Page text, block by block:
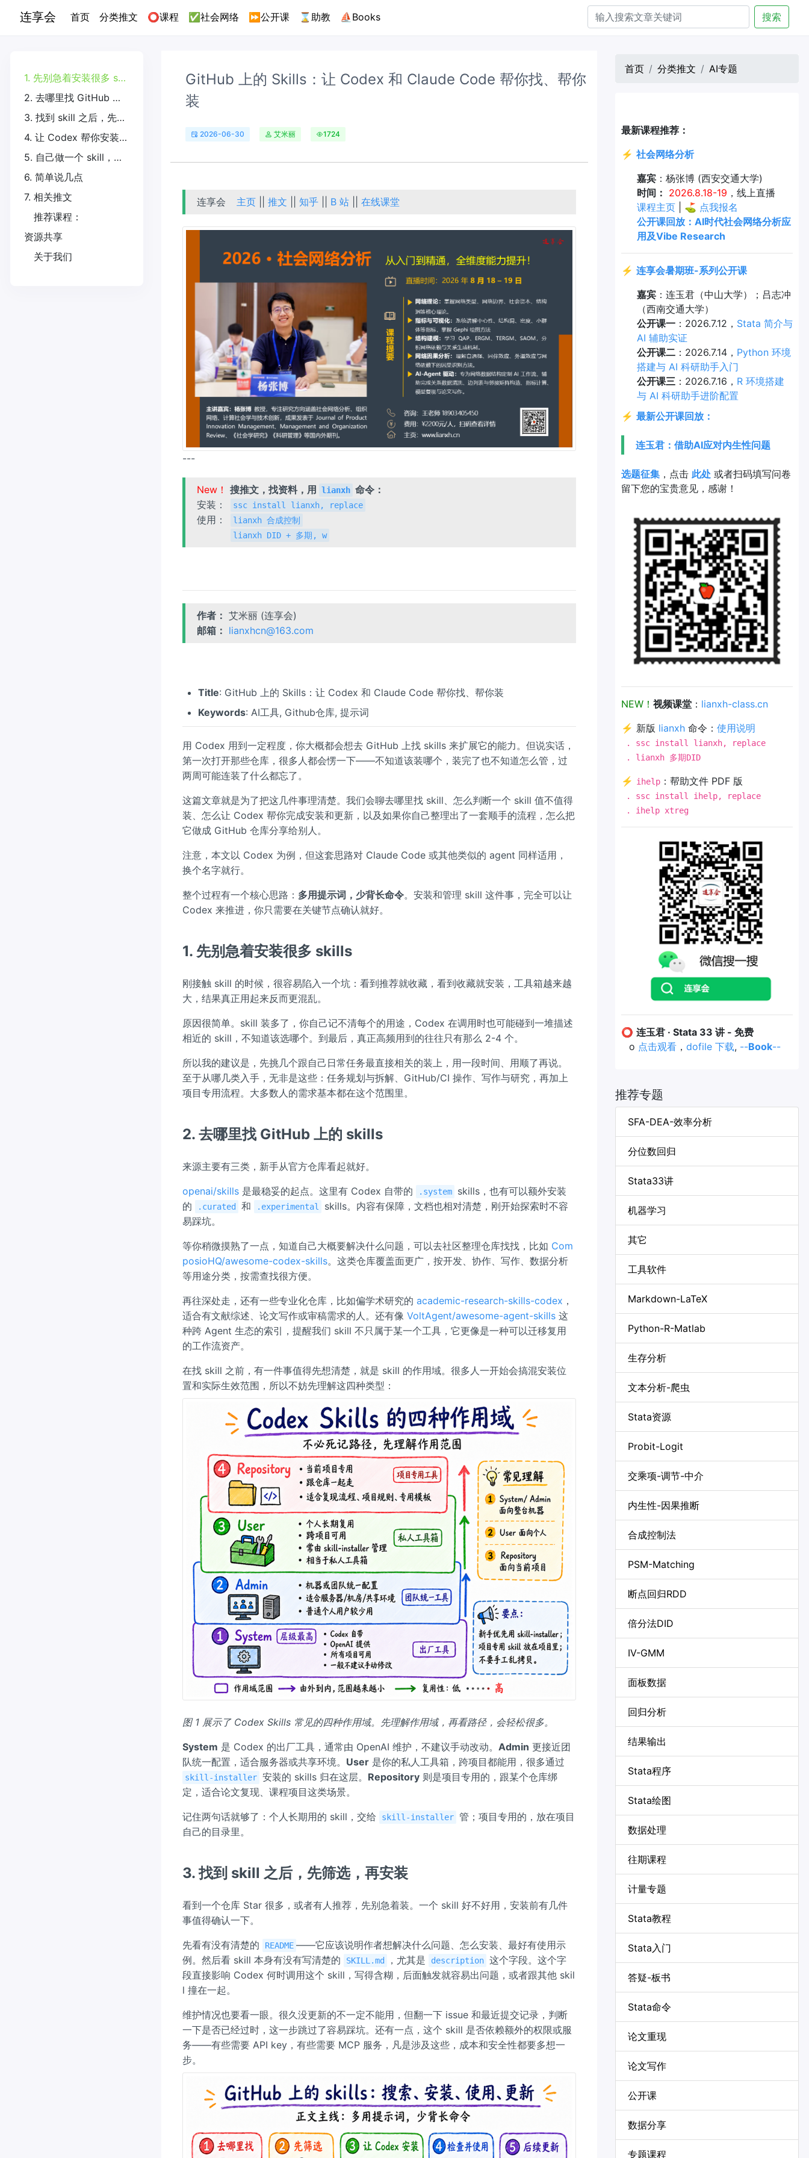
连享会 首页(current)
分类推文 ⭕课程 ✅社会网络 ⏩公开课 ⌛助教 ⛵Books 搜索
1. 先别急着安装很多 skills
2. 去哪里找 GitHub 上的 skills
3. 找到 skill 之后，先筛选，再安装
4. 让 Codex 帮你安装和更新
5. 自己做一个 skill，再放到 GitHub 分享
6. 简单说几点
7. 相关推文
推荐课程：
资源共享
关于我们
GitHub 上的 Skills：让 Codex 和 Claude Code 帮你找、帮你
装
2026-06-30 艾米丽 1724
连享会 主页 ||推文 ||知乎 B 站 ||在线课堂
---
New！ 搜推文，找资料，用 lianxh 命令：
安装：
ssc install lianxh, replace
使用：
lianxh 合成控制
lianxh DID + 多期, w
作者： 艾米丽 (连享会)
邮箱： lianxhcn@163.com
Title: GitHub 上的 Skills：让 Codex 和 Claude Code 帮你找、帮你装
Keywords: AI工具, Github仓库, 提示词
用 Codex 用到一定程度，你大概都会想去 GitHub 上找 skills 来扩展它的能力。但说实话，
第一次打开那些仓库，很多人都会愣一下——不知道该装哪个，装完了也不知道怎么管，过
两周可能连装了什么都忘了。
这篇文章就是为了把这几件事理清楚。我们会聊去哪里找 skill、怎么判断一个 skill 值不值得
装、怎么让 Codex 帮你完成安装和更新，以及如果你自己整理出了一套顺手的流程，怎么把
它做成 GitHub 仓库分享给别人。
注意，本文以 Codex 为例，但这套思路对 Claude Code 或其他类似的 agent 同样适用，
换个名字就行。
整个过程有一个核心思路： 多用提示词，少背长命令。安装和管理 skill 这件事，完全可以让
Codex 来推进，你只需要在关键节点确认就好。
1. 先别急着安装很多 skills
刚接触 skill 的时候，很容易陷入一个坑：看到推荐就收藏，看到收藏就安装，工具箱越来越
大，结果真正用起来反而更混乱。
原因很简单。skill 装多了，你自己记不清每个的用途，Codex 在调用时也可能碰到一堆描述
相近的 skill，不知道该选哪个。到最后，真正高频用到的往往只有那么 2-4 个。
所以我的建议是，先挑几个跟自己日常任务最直接相关的装上，用一段时间、用顺了再说。
至于从哪几类入手，无非是这些：任务规划与拆解、GitHub/CI 操作、写作与研究，再加上
项目专用流程。大多数人的需求基本都在这个范围里。
2. 去哪里找 GitHub 上的 skills
来源主要有三类，新手从官方仓库看起就好。
openai/skills 是最稳妥的起点。这里有 Codex 自带的 .system
skills，也有可以额外安装
的
.curated 和 .experimental
skills。内容有保障，文档也相对清楚，刚开始探索时不容
易踩坑。
等你稍微摸熟了一点，知道自己大概要解决什么问题，可以去社区整理仓库找找，比如 Com
posioHQ/awesome-codex-skills。这类仓库覆盖面更广，按开发、协作、写作、数据分析
等用途分类，按需查找很方便。
再往深处走，还有一些专业化仓库，比如偏学术研究的academic-research-skills-codex ，
适合有文献综述、论文写作或审稿需求的人。还有像VoltAgent/awesome-agent-skills 这
种跨 Agent 生态的索引，提醒我们 skill 不只属于某一个工具，它更像是一种可以迁移复用
的工作流资产。
在找 skill 之前，有一件事值得先想清楚，就是 skill 的作用域。很多人一开始会搞混安装位
置和实际生效范围，所以不妨先理解这四种类型：
图 1 展示了 Codex Skills 常见的四种作用域。先理解作用域，再看路径，会轻松很多。
System 是 Codex 的出厂工具，通常由 OpenAI 维护，不建议手动改动。Admin 更接近团
队统一配置，适合服务器或共享环境。 User 是你的私人工具箱，跨项目都能用，很多通过
skill-installer 安装的 skills 归在这层。 Repository 则是项目专用的，跟某个仓库绑
定，适合论文复现、课程项目这类场景。
记住两句话就够了：个人长期用的 skill，交给 skill-installer 管；项目专用的，放在项目
自己的目录里。
3. 找到 skill 之后，先筛选，再安装
看到一个仓库 Star 很多，或者有人推荐，先别急着装。一个 skill 好不好用，安装前有几件
事值得确认一下。
先看有没有清楚的 README ——它应该说明作者想解决什么问题、怎么安装、最好有使用示
例。然后看 skill 本身有没有写清楚的
SKILL.md ，尤其是 description 这个字段。这个字
段直接影响 Codex 何时调用这个 skill，写得含糊，后面触发就容易出问题，或者跟其他 skil
l 撞在一起。
维护情况也要看一眼。很久没更新的不一定不能用，但翻一下 issue 和最近提交记录，判断
一下是否已经过时，这一步跳过了容易踩坑。还有一点，这个 skill 是否依赖额外的权限或服
务——有些需要 API key，有些需要 MCP 服务，凡是涉及这些，成本和安全性都要多想一
步。
首页 分类推文 AI专题
最新课程推荐：
⚡ 社会网络分析
嘉宾：杨张博 (西安交通大学)
时间： 2026.8.18-19 ，线上直播
课程主页| ⛳ 点我报名
公开课回放：AI时代社会网络分析应
用及Vibe Research
⚡ 连享会暑期班-系列公开课
嘉宾：连玉君（中山大学）；吕志冲
（西南交通大学）
公开课一：2026.7.12， Stata 简介与
AI 辅助实证
公开课二：2026.7.14， Python 环境
搭建与 AI 科研助手入门
公开课三：2026.7.16， R 环境搭建
与 AI 科研助手进阶配置
⚡ 最新公开课回放：
连玉君：借助AI应对内生性问题
选题征集 ，点击 此处 或者扫码填写问卷
留下您的宝贵意见，感谢！
NEW！ 视频课堂 ： lianxh-class.cn
⚡ 新版 lianxh 命令： 使用说明
. ssc install lianxh, replace
. lianxh 多期DID
⚡ ihelp ：帮助文件 PDF 版
. ssc install ihelp, replace
. ihelp xtreg
⭕ 连玉君 · Stata 33 讲 - 免费
o 点击观看 ， dofile 下载, --Book--
推荐专题
SFA-DEA-效率分析
分位数回归
Stata33讲
机器学习
其它
工具软件
Markdown-LaTeX
Python-R-Matlab
生存分析
文本分析-爬虫
Stata资源
Probit-Logit
交乘项-调节-中介
内生性-因果推断
合成控制法
PSM-Matching
断点回归RDD
倍分法DID
IV-GMM
面板数据
回归分析
结果输出
Stata程序
Stata绘图
数据处理
往期课程
计量专题
Stata教程
Stata入门
答疑-板书
Stata命令
论文重现
论文写作
公开课
数据分享
专题课程